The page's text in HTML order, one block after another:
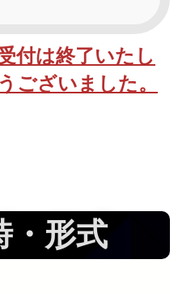
付は終了いたし
ございました。
・形式